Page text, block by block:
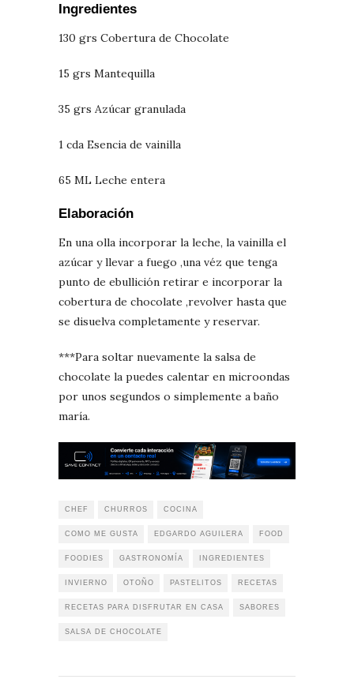
Ingredientes
130 grs Cobertura de Chocolate
15 grs Mantequilla
35 grs Azúcar granulada
1 cda Esencia de vainilla
65 ML Leche entera
Elaboración
En una olla incorporar la leche, la vainilla el
azúcar y llevar a fuego ,una véz que tenga
punto de ebullición retirar e incorporar la
cobertura de chocolate ,revolver hasta que
se disuelva completamente y reservar.
***Para soltar nuevamente la salsa de
chocolate la puedes calentar en microondas
por unos segundos o simplemente a baño
maría.
CHEF CHURROS COCINA
COMO ME GUSTA EDGARDO AGUILERA FOOD
FOODIES GASTRONOMÍA INGREDIENTES
INVIERNO OTOÑO PASTELITOS RECETAS
RECETAS PARA DISFRUTAR EN CASA SABORES
SALSA DE CHOCOLATE